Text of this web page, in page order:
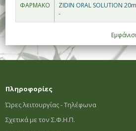
ΦΑΡΜΑΚΟ
ZIDIN ORAL SOLUTION
-
Πληροφορίες
Ώρες λειτουργίας - Τηλέφωνα
Σχετικά με τον Σ.Φ.Η.Π.